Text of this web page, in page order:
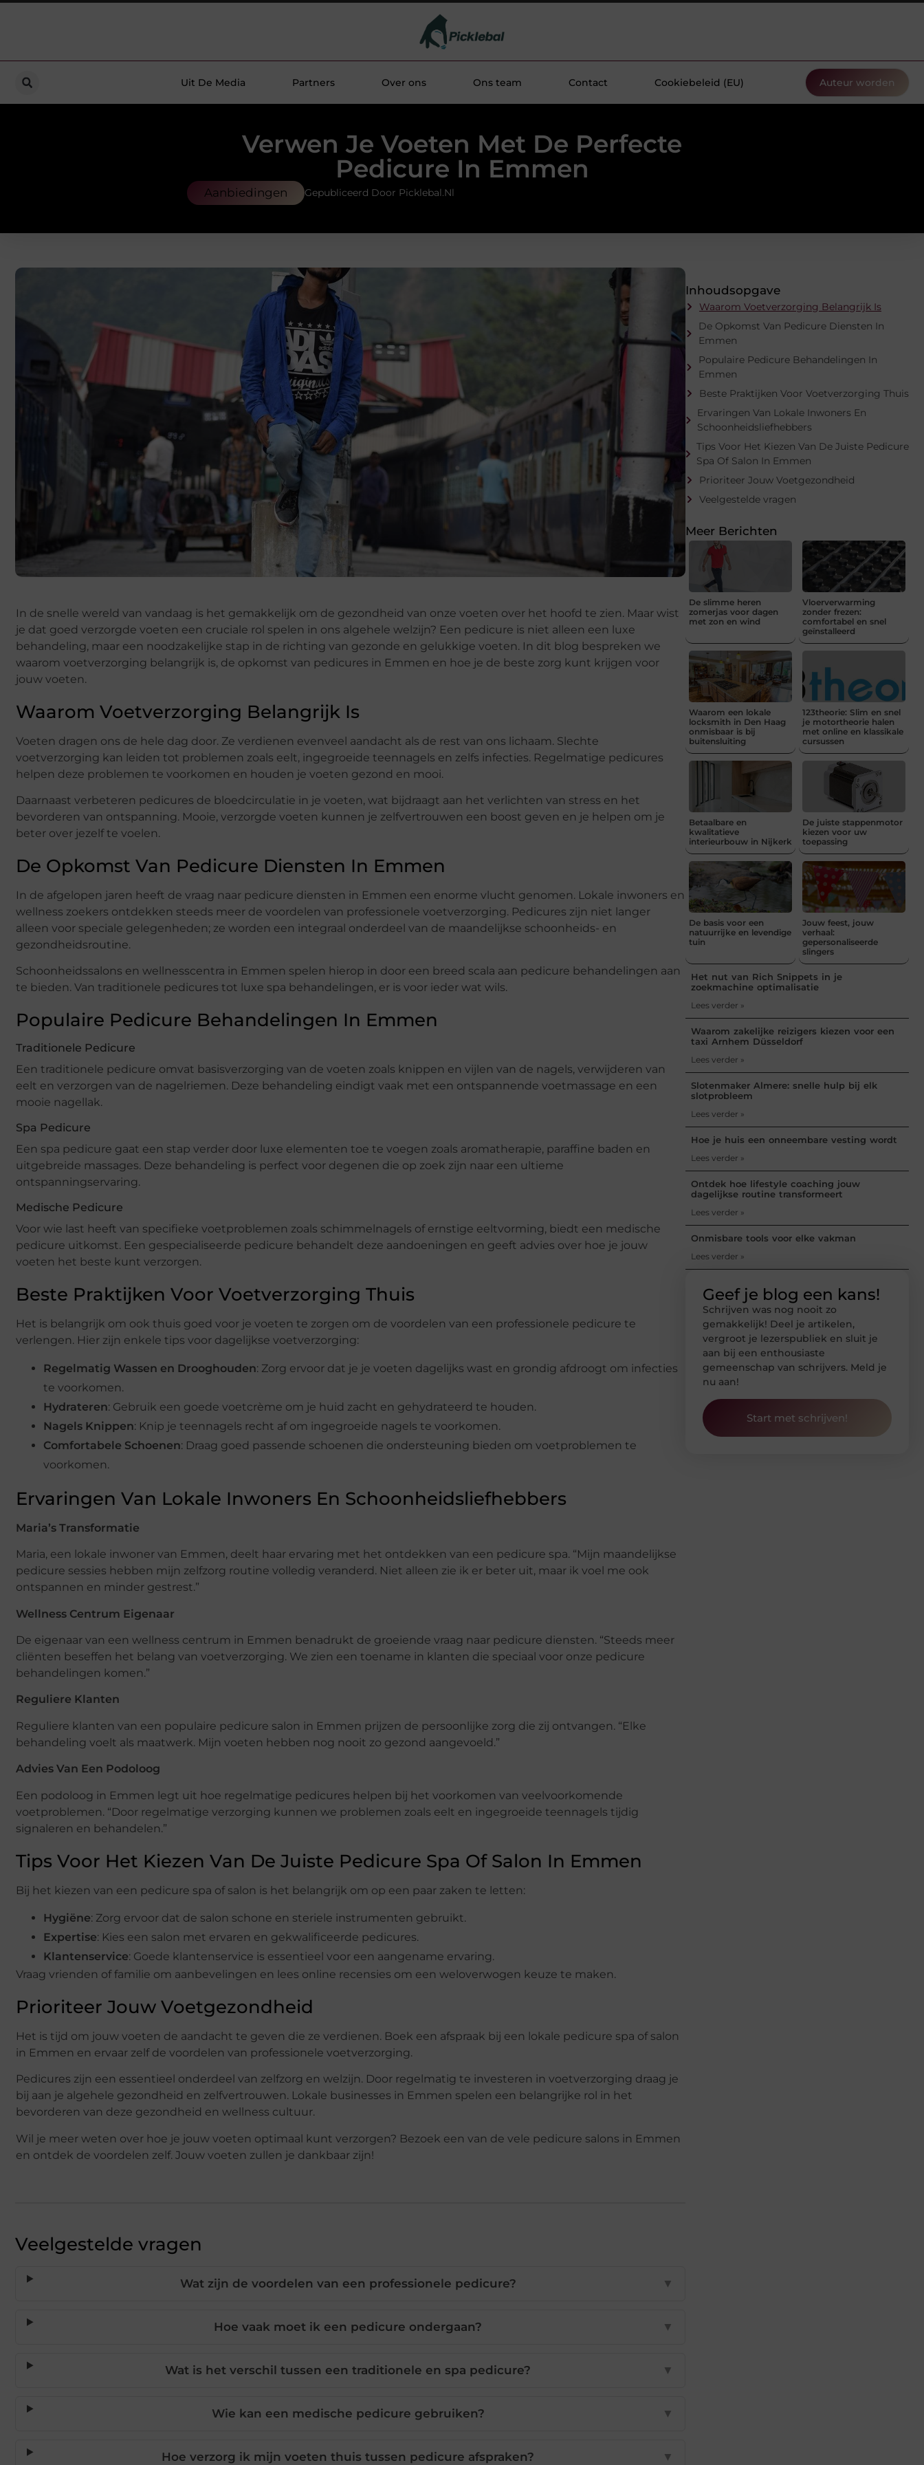
Uit De Media Partners Over ons Ons team Contact Cookiebeleid (EU) Auteur worden
Verwen Je Voeten Met De Perfecte
Pedicure In Emmen
Aanbiedingen Gepubliceerd Door Picklebal.nl
In de snelle wereld van vandaag is het gemakkelijk om de gezondheid van onze voeten over het hoofd te zien. Maar wist
je dat goed verzorgde voeten een cruciale rol spelen in ons algehele welzijn? Een pedicure is niet alleen een luxe
behandeling, maar een noodzakelijke stap in de richting van gezonde en gelukkige voeten. In dit blog bespreken we
waarom voetverzorging belangrijk is, de opkomst van pedicures in Emmen en hoe je de beste zorg kunt krijgen voor
jouw voeten.
Waarom Voetverzorging Belangrijk Is
Voeten dragen ons de hele dag door. Ze verdienen evenveel aandacht als de rest van ons lichaam. Slechte
voetverzorging kan leiden tot problemen zoals eelt, ingegroeide teennagels en zelfs infecties. Regelmatige pedicures
helpen deze problemen te voorkomen en houden je voeten gezond en mooi.
Daarnaast verbeteren pedicures de bloedcirculatie in je voeten, wat bijdraagt aan het verlichten van stress en het
bevorderen van ontspanning. Mooie, verzorgde voeten kunnen je zelfvertrouwen een boost geven en je helpen om je
beter over jezelf te voelen.
De Opkomst Van Pedicure Diensten In Emmen
In de afgelopen jaren heeft de vraag naar pedicure diensten in Emmen een enorme vlucht genomen. Lokale inwoners en
wellness zoekers ontdekken steeds meer de voordelen van professionele voetverzorging. Pedicures zijn niet langer
alleen voor speciale gelegenheden; ze worden een integraal onderdeel van de maandelijkse schoonheids- en
gezondheidsroutine.
Schoonheidssalons en wellnesscentra in Emmen spelen hierop in door een breed scala aan pedicure behandelingen aan
te bieden. Van traditionele pedicures tot luxe spa behandelingen, er is voor ieder wat wils.
Populaire Pedicure Behandelingen In Emmen
Traditionele Pedicure
Een traditionele pedicure omvat basisverzorging van de voeten zoals knippen en vijlen van de nagels, verwijderen van
eelt en verzorgen van de nagelriemen. Deze behandeling eindigt vaak met een ontspannende voetmassage en een
mooie nagellak.
Spa Pedicure
Een spa pedicure gaat een stap verder door luxe elementen toe te voegen zoals aromatherapie, paraffine baden en
uitgebreide massages. Deze behandeling is perfect voor degenen die op zoek zijn naar een ultieme
ontspanningservaring.
Medische Pedicure
Voor wie last heeft van specifieke voetproblemen zoals schimmelnagels of ernstige eeltvorming, biedt een medische
pedicure uitkomst. Een gespecialiseerde pedicure behandelt deze aandoeningen en geeft advies over hoe je jouw
voeten het beste kunt verzorgen.
Beste Praktijken Voor Voetverzorging Thuis
Het is belangrijk om ook thuis goed voor je voeten te zorgen om de voordelen van een professionele pedicure te
verlengen. Hier zijn enkele tips voor dagelijkse voetverzorging:
Regelmatig Wassen en Drooghouden: Zorg ervoor dat je je voeten dagelijks wast en grondig afdroogt om infecties
te voorkomen.
Hydrateren: Gebruik een goede voetcrème om je huid zacht en gehydrateerd te houden.
Nagels Knippen: Knip je teennagels recht af om ingegroeide nagels te voorkomen.
Comfortabele Schoenen: Draag goed passende schoenen die ondersteuning bieden om voetproblemen te
voorkomen.
Ervaringen Van Lokale Inwoners En Schoonheidsliefhebbers
Maria’s Transformatie
Maria, een lokale inwoner van Emmen, deelt haar ervaring met het ontdekken van een pedicure spa. “Mijn maandelijkse
pedicure sessies hebben mijn zelfzorg routine volledig veranderd. Niet alleen zie ik er beter uit, maar ik voel me ook
ontspannen en minder gestrest.”
Wellness Centrum Eigenaar
De eigenaar van een wellness centrum in Emmen benadrukt de groeiende vraag naar pedicure diensten. “Steeds meer
cliënten beseffen het belang van voetverzorging. We zien een toename in klanten die speciaal voor onze pedicure
behandelingen komen.”
Reguliere Klanten
Reguliere klanten van een populaire pedicure salon in Emmen prijzen de persoonlijke zorg die zij ontvangen. “Elke
behandeling voelt als maatwerk. Mijn voeten hebben nog nooit zo gezond aangevoeld.”
Advies Van Een Podoloog
Een podoloog in Emmen legt uit hoe regelmatige pedicures helpen bij het voorkomen van veelvoorkomende
voetproblemen. “Door regelmatige verzorging kunnen we problemen zoals eelt en ingegroeide teennagels tijdig
signaleren en behandelen.”
Tips Voor Het Kiezen Van De Juiste Pedicure Spa Of Salon In Emmen
Bij het kiezen van een pedicure spa of salon is het belangrijk om op een paar zaken te letten:
Hygiëne: Zorg ervoor dat de salon schone en steriele instrumenten gebruikt.
Expertise: Kies een salon met ervaren en gekwalificeerde pedicures.
Klantenservice: Goede klantenservice is essentieel voor een aangename ervaring.
Vraag vrienden of familie om aanbevelingen en lees online recensies om een weloverwogen keuze te maken.
Prioriteer Jouw Voetgezondheid
Het is tijd om jouw voeten de aandacht te geven die ze verdienen. Boek een afspraak bij een lokale pedicure spa of salon
in Emmen en ervaar zelf de voordelen van professionele voetverzorging.
Pedicures zijn een essentieel onderdeel van zelfzorg en welzijn. Door regelmatig te investeren in voetverzorging draag je
bij aan je algehele gezondheid en zelfvertrouwen. Lokale businesses in Emmen spelen een belangrijke rol in het
bevorderen van deze gezondheid en wellness cultuur.
Wil je meer weten over hoe je jouw voeten optimaal kunt verzorgen? Bezoek een van de vele pedicure salons in Emmen
en ontdek de voordelen zelf. Jouw voeten zullen je dankbaar zijn!
Veelgestelde vragen
Wat zijn de voordelen van een professionele pedicure? ▼
Hoe vaak moet ik een pedicure ondergaan? ▼
Wat is het verschil tussen een traditionele en spa pedicure? ▼
Wie kan een medische pedicure gebruiken? ▼
Hoe verzorg ik mijn voeten thuis tussen pedicure afspraken? ▼
Inhoudsopgave
Waarom Voetverzorging Belangrijk Is
De Opkomst Van Pedicure Diensten In
Emmen
Populaire Pedicure Behandelingen In
Emmen
Beste Praktijken Voor Voetverzorging Thuis
Ervaringen Van Lokale Inwoners En
Schoonheidsliefhebbers
Tips Voor Het Kiezen Van De Juiste Pedicure
Spa Of Salon In Emmen
Prioriteer Jouw Voetgezondheid
Veelgestelde vragen
Meer Berichten
De slimme heren
zomerjas voor dagen
met zon en wind
Vloerverwarming
zonder frezen:
comfortabel en snel
geïnstalleerd
Waarom een lokale
locksmith in Den Haag
onmisbaar is bij
buitensluiting
123theorie: Slim en snel
je motortheorie halen
met online en klassikale
cursussen
Betaalbare en
kwalitatieve
interieurbouw in Nijkerk
De juiste stappenmotor
kiezen voor uw
toepassing
De basis voor een
natuurrijke en levendige
tuin
Jouw feest, jouw
verhaal:
gepersonaliseerde
slingers
Het nut van Rich Snippets in je
zoekmachine optimalisatie
Lees verder »
Waarom zakelijke reizigers kiezen voor een
taxi Arnhem Düsseldorf
Lees verder »
Slotenmaker Almere: snelle hulp bij elk
slotprobleem
Lees verder »
Hoe je huis een onneembare vesting wordt
Lees verder »
Ontdek hoe lifestyle coaching jouw
dagelijkse routine transformeert
Lees verder »
Onmisbare tools voor elke vakman
Lees verder »
Geef je blog een kans!
Schrijven was nog nooit zo
gemakkelijk! Deel je artikelen,
vergroot je lezerspubliek en sluit je
aan bij een enthousiaste
gemeenschap van schrijvers. Meld je
nu aan!
Start met schrijven!